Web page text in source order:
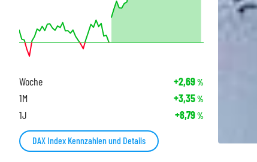
Woche +2,69%
1M +3,35%
1J +8,79%
DAX Index Kennzahlen und Details